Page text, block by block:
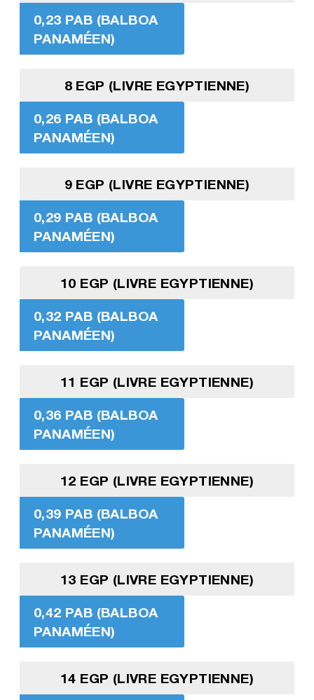
0,23 PAB (BALBOA
PANAMÉEN)
8 EGP (LIVRE EGYPTIENNE)
0,26 PAB (BALBOA
PANAMÉEN)
9 EGP (LIVRE EGYPTIENNE)
0,29 PAB (BALBOA
PANAMÉEN)
10 EGP (LIVRE EGYPTIENNE)
0,32 PAB (BALBOA
PANAMÉEN)
11 EGP (LIVRE EGYPTIENNE)
0,36 PAB (BALBOA
PANAMÉEN)
12 EGP (LIVRE EGYPTIENNE)
0,39 PAB (BALBOA
PANAMÉEN)
13 EGP (LIVRE EGYPTIENNE)
0,42 PAB (BALBOA
PANAMÉEN)
14 EGP (LIVRE EGYPTIENNE)